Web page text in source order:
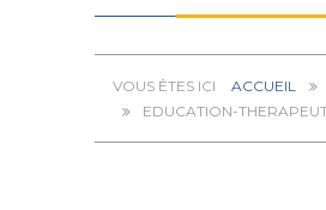
ACCUEIL
EDUCATION-